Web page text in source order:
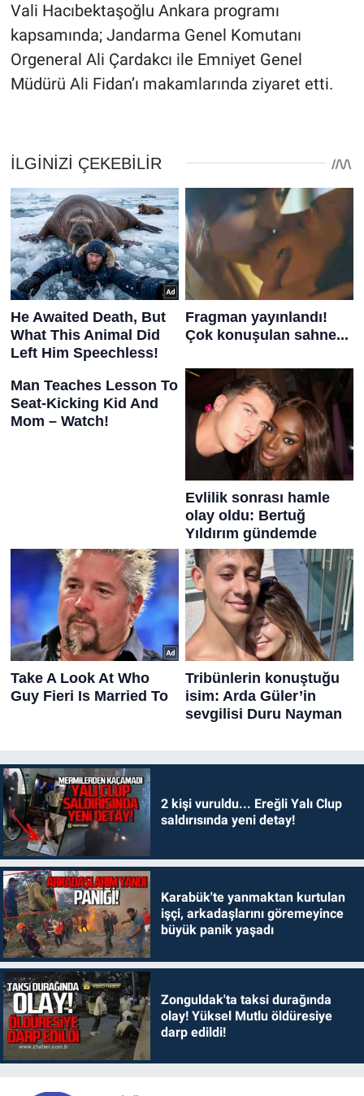
Vali Hacıbektaşoğlu Ankara programı
kapsamında; Jandarma Genel Komutanı
Orgeneral Ali Çardakcı ile Emniyet Genel
Müdürü Ali Fidan’ı makamlarında ziyaret etti.
2 kişi vuruldu... Ereğli Yalı Clup
saldırısında yeni detay!
Karabük'te yanmaktan kurtulan
işçi, arkadaşlarını göremeyince
büyük panik yaşadı
Zonguldak'ta taksi durağında
olay! Yüksel Mutlu öldüresiye
darp edildi!